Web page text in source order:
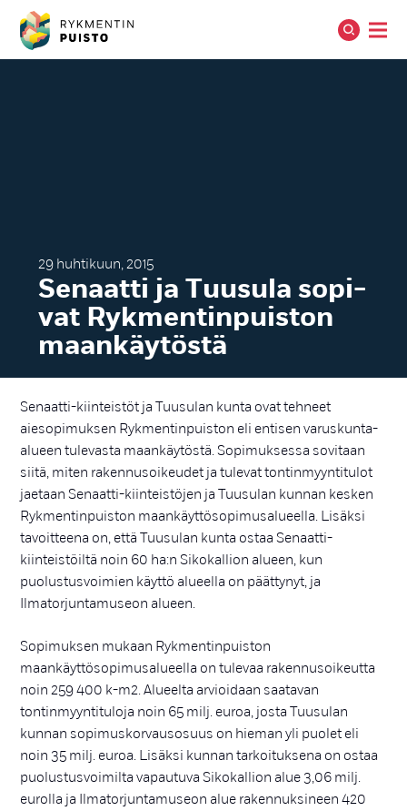
29 huhtikuun, 2015
Se­naat­ti ja Tuu­su­la so­pi­
vat Ryk­men­tin­puis­ton
maan­käy­tös­tä
Senaatti-kiinteistöt ja Tuusulan kunta ovat tehneet
aiesopimuksen Rykmentinpuiston eli entisen varuskunta-
alueen tulevasta maankäytöstä. Sopimuksessa sovitaan
siitä, miten rakennusoikeudet ja tulevat tontinmyyntitulot
jaetaan Senaatti-kiinteistöjen ja Tuusulan kunnan kesken
Rykmentinpuiston maankäyttösopimusalueella. Lisäksi
tavoitteena on, että Tuusulan kunta ostaa Senaatti-
kiinteistöiltä noin 60 ha:n Sikokallion alueen, kun
puolustusvoimien käyttö alueella on päättynyt, ja
Ilmatorjuntamuseon alueen.
Sopimuksen mukaan Rykmentinpuiston
maankäyttösopimusalueella on tulevaa rakennusoikeutta
noin 259 400 k-m2. Alueelta arvioidaan saatavan
tontinmyyntituloja noin 65 milj. euroa, josta Tuusulan
kunnan sopimuskorvausosuus on hieman yli puolet eli
noin 35 milj. euroa. Lisäksi kunnan tarkoituksena on ostaa
puolustusvoimilta vapautuva Sikokallion alue 3,06 milj.
eurolla ja Ilmatorjuntamuseon alue rakennuksineen 420